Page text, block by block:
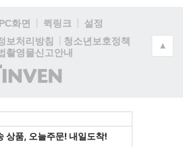
PC화면 퀵링크
설정
보처리방침
청소년보호정책
촬영물신고안내
(주)
인
▲